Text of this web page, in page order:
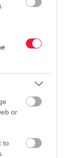
or
to
és az „úgysem
a jövőbeni